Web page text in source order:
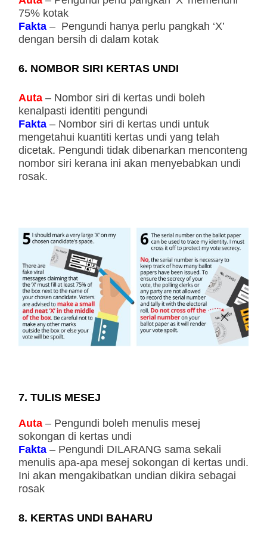
75% kotak
Fakta – Pengundi hanya perlu pangkah ‘X’
dengan bersih di dalam kotak
6. NOMBOR SIRI KERTAS UNDI
Auta – Nombor siri di kertas undi boleh
kenalpasti identiti pengundi
Fakta – Nombor siri di kertas undi untuk
mengetahui kuantiti kertas undi yang telah
dicetak. Pengundi tidak dibenarkan menconteng
nombor siri kerana ini akan menyebabkan undi
rosak.
7. TULIS MESEJ
Auta – Pengundi boleh menulis mesej
sokongan di kertas undi
Fakta – Pengundi DILARANG sama sekali
menulis apa-apa mesej sokongan di kertas undi.
Ini akan mengakibatkan undian dikira sebagai
rosak
8. KERTAS UNDI BAHARU